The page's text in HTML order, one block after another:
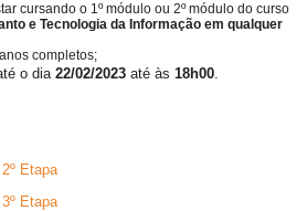
cursando o 1º módulo ou 2º módulo do curso
e Tecnologia da Informação em qualquer
completos;
o dia22/02/2023 até às 18h00.
Etapa
Etapa